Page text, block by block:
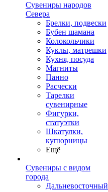
Сувениры народов
Севера
Брелки, подвески
Бубен шамана
Колокольчики
Куклы, матрешки
Кухня, посуда
Магниты
Панно
Расчески
Тарелки
сувенирные
Фигурки,
статуэтки
Шкатулки,
купюрницы
Ещё
Сувениры с видом
города
Дальневосточный